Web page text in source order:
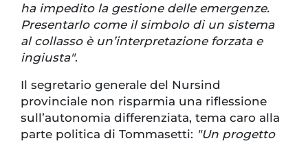
ha impedito la gestione delle emergenze.
Presentarlo come il simbolo di un sistema
al collasso è un’interpretazione forzata e
ingiusta".
Il segretario generale del Nursind
provinciale non risparmia una riflessione
sull’autonomia differenziata, tema caro alla
parte politica di Tommasetti: "Un progetto